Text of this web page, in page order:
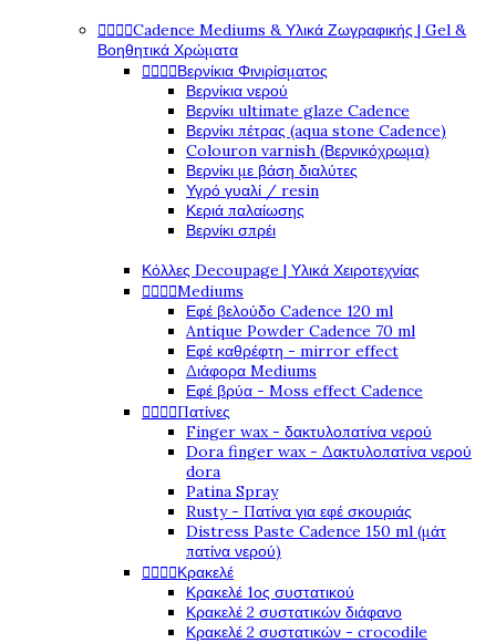
Cadence Mediums & Υλικά Ζωγραφικής | Gel &
Βοηθητικά Χρώματα
Βερνίκια Φινιρίσματος
Βερνίκια νερού
Βερνίκι ultimate glaze Cadence
Βερνίκι πέτρας (aqua stone Cadence)
Colouron varnish (Βερνικόχρωμα)
Βερνίκι με βάση διαλύτες
Υγρό γυαλί / resin
Κεριά παλαίωσης
Βερνίκι σπρέι
Κόλλες Decoupage | Υλικά Χειροτεχνίας
Mediums
Εφέ βελούδο Cadence 120 ml
Antique Powder Cadence 70 ml
Εφέ καθρέφτη - mirror effect
Διάφορα Mediums
Εφέ βρύα - Moss effect Cadence
Πατίνες
Finger wax - δακτυλοπατίνα νερού
Dora finger wax - Δακτυλοπατίνα νερού
dora
Patina Spray
Rusty - Πατίνα για εφέ σκουριάς
Distress Paste Cadence 150 ml (μάτ
πατίνα νερού)
Κρακελέ
Κρακελέ 1ος συστατικού
Κρακελέ 2 συστατικών διάφανο
Κρακελέ 2 συστατικών - crocodile